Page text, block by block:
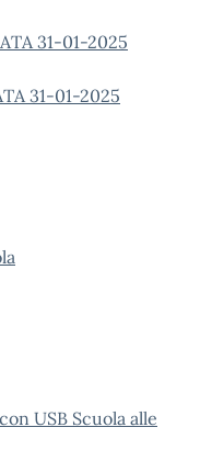
31-01-2025
31-01-2025
USB Scuola alle